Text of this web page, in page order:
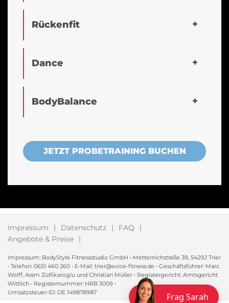
Rückenfit
Dance
BodyBalance
JETZT PROBETRAINING BUCHEN
Impressum Datenschutz
FAQ
Angebote & Preise
Impressum: BodyStyle Fitnessstudio GmbH • Metternichstraße 39, 54292 Trier
• Telefon: 0651 460 260 • E-Mail: trier@exice-fitness.de • Geschäftsführer: Marc
Wolff, Aram Zülfikaroglu und Christian Müller • Registergericht: Amtsgericht
Wittlich • Registernummer: HRB 3009 •
Umsatzsteuer-ID: DE 149878987
Frag Sarah